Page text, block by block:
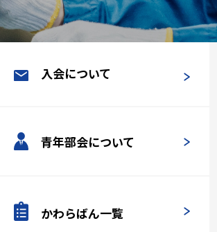
入会について
青年部会について
かわらばん一覧